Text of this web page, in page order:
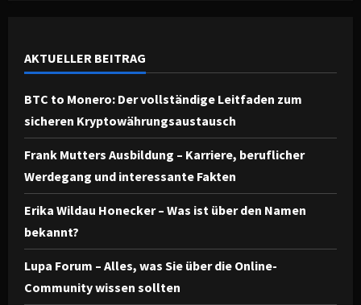
AKTUELLER BEITRAG
BTC to Monero: Der vollständige Leitfaden zum
sicheren Kryptowährungsaustausch
Frank Mutters Ausbildung – Karriere, beruflicher
Werdegang und interessante Fakten
Erika Wildau Honecker – Was ist über den Namen
bekannt?
Lupa Forum – Alles, was Sie über die Online-
Community wissen sollten